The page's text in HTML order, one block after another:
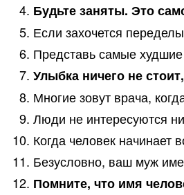
Будьте заняты. Это
Если захочется
Представь самые худшие
Улыбка ничего не
Многие зовут врача,
Люди не интересуются
Когда человек начинает
Безусловно, ваш муж
Помните, что имя